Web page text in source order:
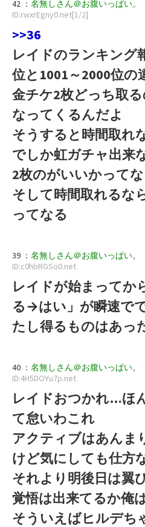
42 ： 名無しさん＠お腹いっぱい。
ID:rwxrEgny0.net[1/2]
>>36
レイドのランキング
位と1001～2000位の
金チケ2枚どっち取
なってくるんだよ
そうすると時間取れ
でしか虹ガチャ出来
2枚のがいいかって
そして時間取れるな
ってなる
39 ： 名無しさん＠お腹いっぱい。
ID:c0hbRGSo0.net
レイドが始まってか
る→はい」が瞬速で
たし得るものはあっ
40 ： 名無しさん＠お腹いっぱい。
ID:4H5DOYu7p.net
レイドおつかれ…ほ
て怠いわこれ
アクティブはあんま
けど気にしても仕方
それより明後日は翼
覚悟は出来てるか俺
そういえばヒルデち